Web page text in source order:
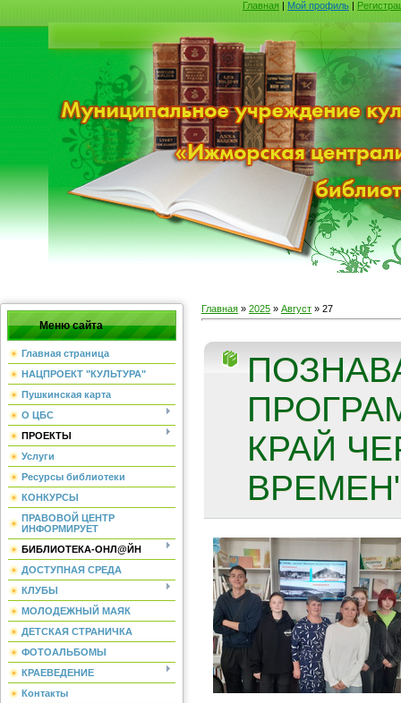
Главная | Мой профиль |
Меню сайта
Главная страница
НАЦПРОЕКТ "КУЛЬТУРА"
Пушкинская карта
О ЦБС
ПРОЕКТЫ
Услуги
Ресурсы библиотеки
КОНКУРСЫ
ПРАВОВОЙ ЦЕНТР
ИНФОРМИРУЕТ
БИБЛИОТЕКА-ОНЛ@ЙН
ДОСТУПНАЯ СРЕДА
КЛУБЫ
МОЛОДЕЖНЫЙ МАЯК
ДЕТСКАЯ СТРАНИЧКА
ФОТОАЛЬБОМЫ
КРАЕВЕДЕНИЕ
Контакты
Главная » 2025 » Август » 27
КРАЙ